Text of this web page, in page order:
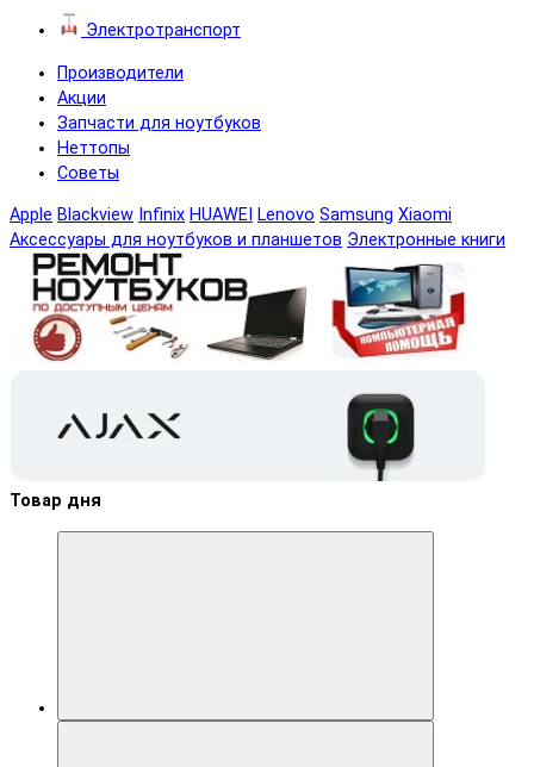
Электротранспорт
Производители
Акции
Запчасти для ноутбуков
Неттопы
Советы
Apple Blackview Infinix HUAWEI Lenovo Samsung Xiaomi
Аксессуары для ноутбуков и планшетов Электронные книги
Товар дня